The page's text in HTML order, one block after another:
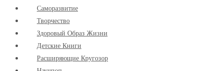
Cаморазвитие
Творчество
Здоровый Образ Жизни
Детские Книги
Расширяющие Кругозор